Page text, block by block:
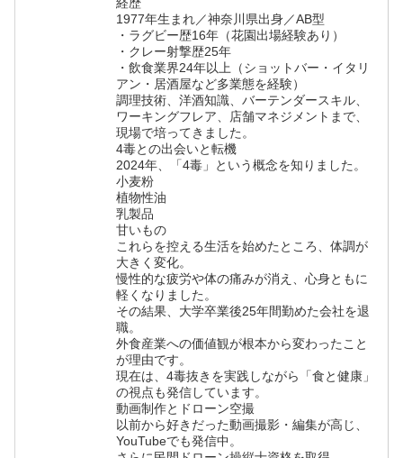
1977年生まれ／神奈川県出身／AB型
・ラグビー歴16年（花園出場経験あり）
・クレー射撃歴25年
・飲食業界24年以上（ショットバー・イタリ
アン・居酒屋など多業態を経験）
調理技術、洋酒知識、バーテンダースキル、
ワーキングフレア、店舗マネジメントまで、
現場で培ってきました。
4毒との出会いと転機
2024年、「4毒」という概念を知りました。
小麦粉
植物性油
乳製品
甘いもの
これらを控える生活を始めたところ、体調が
大きく変化。
慢性的な疲労や体の痛みが消え、心身ともに
軽くなりました。
その結果、大学卒業後25年間勤めた会社を退
職。
外食産業への価値観が根本から変わったこと
が理由です。
現在は、4毒抜きを実践しながら「食と健康」
の視点も発信しています。
動画制作とドローン空撮
以前から好きだった動画撮影・編集が高じ、
YouTubeでも発信中。